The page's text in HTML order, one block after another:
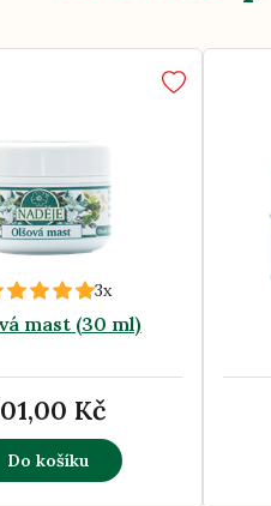
3x
mast (30 ml)
Kč
Do košíku